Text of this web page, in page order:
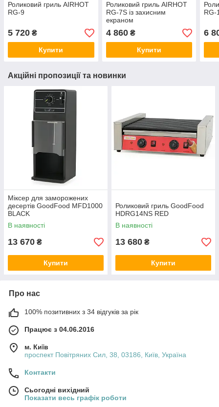
Роликовий гриль AIRHOT
RG-9
5 720 ₴
Купити
Роликовий гриль AIRHOT
RG-7S із захисним
екраном
4 860₴
Купити
RG-
6
Акційні пропозиції та новинки
Міксер для заморожених
десертів GoodFood MFD1000
BLACK
В наявності
13 670 ₴
Купити
Роликовий гриль GoodFood
HDRG14NS RED
В наявності
13 680 ₴
Купити
Про нас
100% позитивних з 34 відгуків за рік
Працює з 04.06.2016
м. Київ
проспект Повітряних Сил, 38, 03186, Київ, Україна
Контакти
Сьогодні вихідний
Показати весь графік роботи